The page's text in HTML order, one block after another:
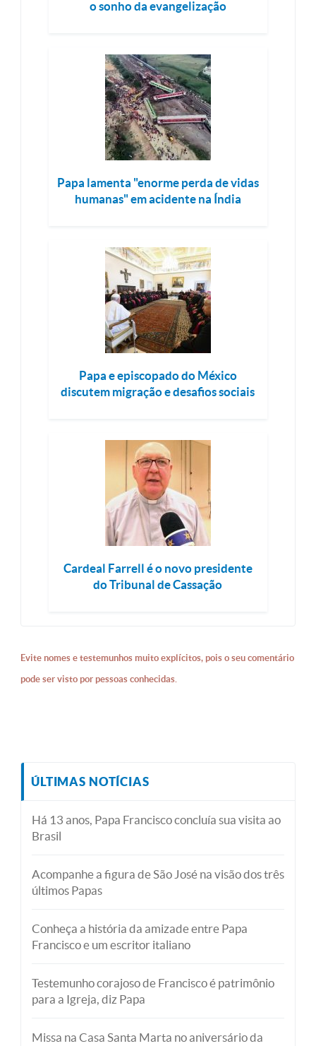
o sonho da evangelização
Papa lamenta "enorme perda de vidas
humanas" em acidente na Índia
Papa e episcopado do México
discutem migração e desafios sociais
Cardeal Farrell é o novo presidente
do Tribunal de Cassação
Evite nomes e testemunhos muito explícitos, pois o seu comentário
pode ser visto por pessoas conhecidas.
ÚLTIMAS NOTÍCIAS
Há 13 anos, Papa Francisco concluía sua visita ao
Brasil
Acompanhe a figura de São José na visão dos três
últimos Papas
Conheça a história da amizade entre Papa
Francisco e um escritor italiano
Testemunho corajoso de Francisco é patrimônio
para a Igreja, diz Papa
Missa na Casa Santa Marta no aniversário da